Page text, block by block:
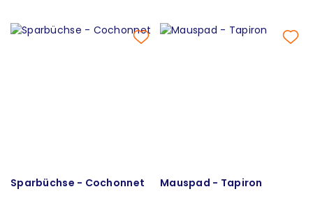
Sparbüchse - Cochonnet Mauspad - Tapiron